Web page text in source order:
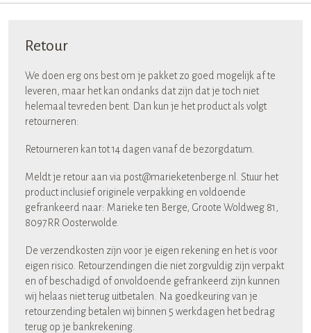
Retour
We doen erg ons best om je pakket zo goed mogelijk af te
leveren, maar het kan ondanks dat zijn dat je toch niet
helemaal tevreden bent. Dan kun je het product als volgt
retourneren:
Retourneren kan tot 14 dagen vanaf de bezorgdatum.
Meldt je retour aan via post@marieketenberge.nl. Stuur het
product inclusief originele verpakking en voldoende
gefrankeerd naar: Marieke ten Berge, Groote Woldweg 81,
8097RR Oosterwolde.
De verzendkosten zijn voor je eigen rekening en het is voor
eigen risico. Retourzendingen die niet zorgvuldig zijn verpakt
en of beschadigd of onvoldoende gefrankeerd zijn kunnen
wij helaas niet terug uitbetalen. Na goedkeuring van je
retourzending betalen wij binnen 5 werkdagen het bedrag
terug op je bankrekening.